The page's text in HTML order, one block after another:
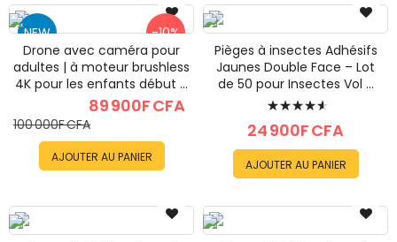
NEW
-10%
Drone avec caméra pour
adultes | à moteur brushless
4K pour les enfants début ...
89 900F CFA
100 000F CFA
AJOUTER AU PANIER
Pièges à insectes Adhésifs
Jaunes Double Face – Lot
de 50 pour Insectes Vol ...
Évaluation:
95%
24 900F CFA
AJOUTER AU PANIER